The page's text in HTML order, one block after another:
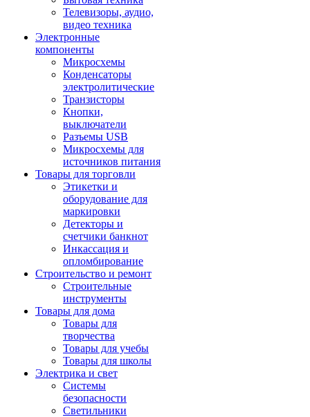
Телевизоры, аудио,
видео техника
Электронные
компоненты
Микросхемы
Конденсаторы
электролитические
Транзисторы
Кнопки,
выключатели
Разъемы USB
Микросхемы для
источников питания
Товары для торговли
Этикетки и
оборудование для
маркировки
Детекторы и
счетчики банкнот
Инкассация и
опломбирование
Строительство и ремонт
Строительные
инструменты
Товары для дома
Товары для
творчества
Товары для учебы
Товары для школы
Электрика и свет
Системы
безопасности
Светильники